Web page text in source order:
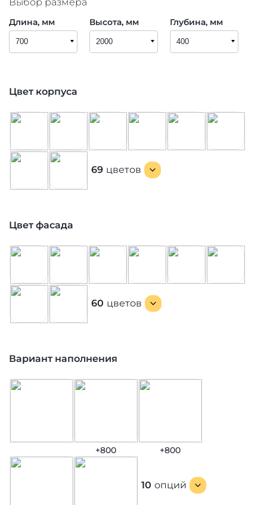
Длина, мм Высота, мм Глубина, мм
Цвет корпуса
69 цветов
Цвет фасада
60 цветов
Вариант наполнения
+800 +800
10 опций